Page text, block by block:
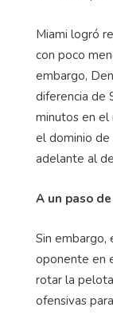
Miami logró
con poco
embargo,
diferencia de
minutos en el
el dominio de
adelante al
A un paso
Sin embargo,
oponente en
rotar la
ofensivas